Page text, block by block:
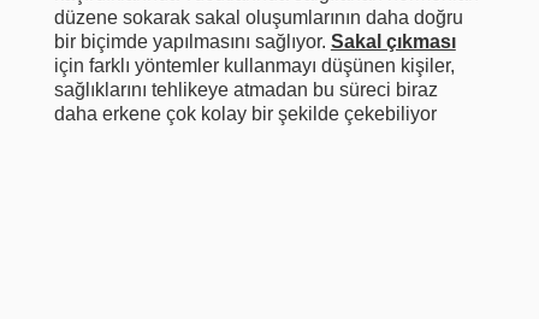
düzene sokarak sakal oluşumlarının daha doğru
bir biçimde yapılmasını sağlıyor. Sakal çıkması
için farklı yöntemler kullanmayı düşünen kişiler,
sağlıklarını tehlikeye atmadan bu süreci biraz
daha erkene çok kolay bir şekilde çekebiliyor